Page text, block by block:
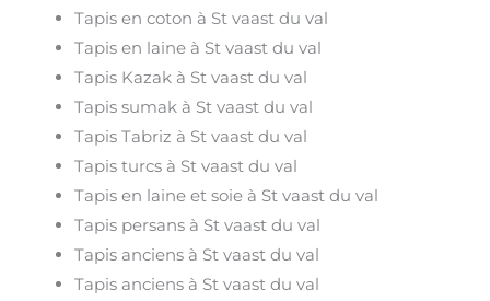
Tapis en coton à St vaast du val
Tapis en laine à St vaast du val
Tapis Kazak à St vaast du val
Tapis sumak à St vaast du val
Tapis Tabriz à St vaast du val
Tapis turcs à St vaast du val
Tapis en laine et soie à St vaast du val
Tapis persans à St vaast du val
Tapis anciens à St vaast du val
Tapis anciens à St vaast du val